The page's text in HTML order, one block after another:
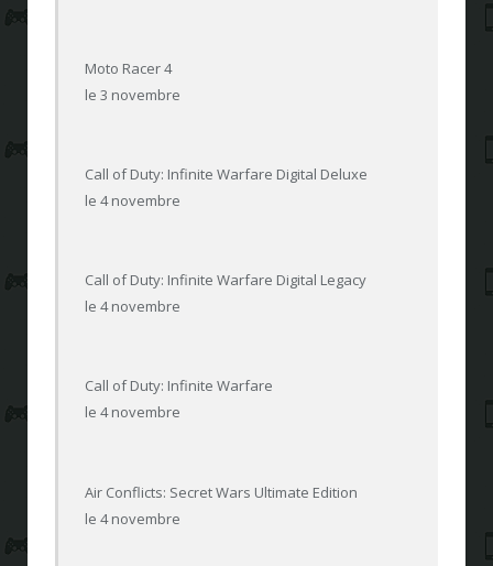
Moto Racer 4
le 3 novembre
Call of Duty: Infinite Warfare Digital Deluxe
le 4 novembre
Call of Duty: Infinite Warfare Digital Legacy
le 4 novembre
Call of Duty: Infinite Warfare
le 4 novembre
Air Conflicts: Secret Wars Ultimate Edition
le 4 novembre